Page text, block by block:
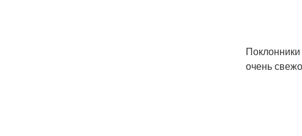
очень